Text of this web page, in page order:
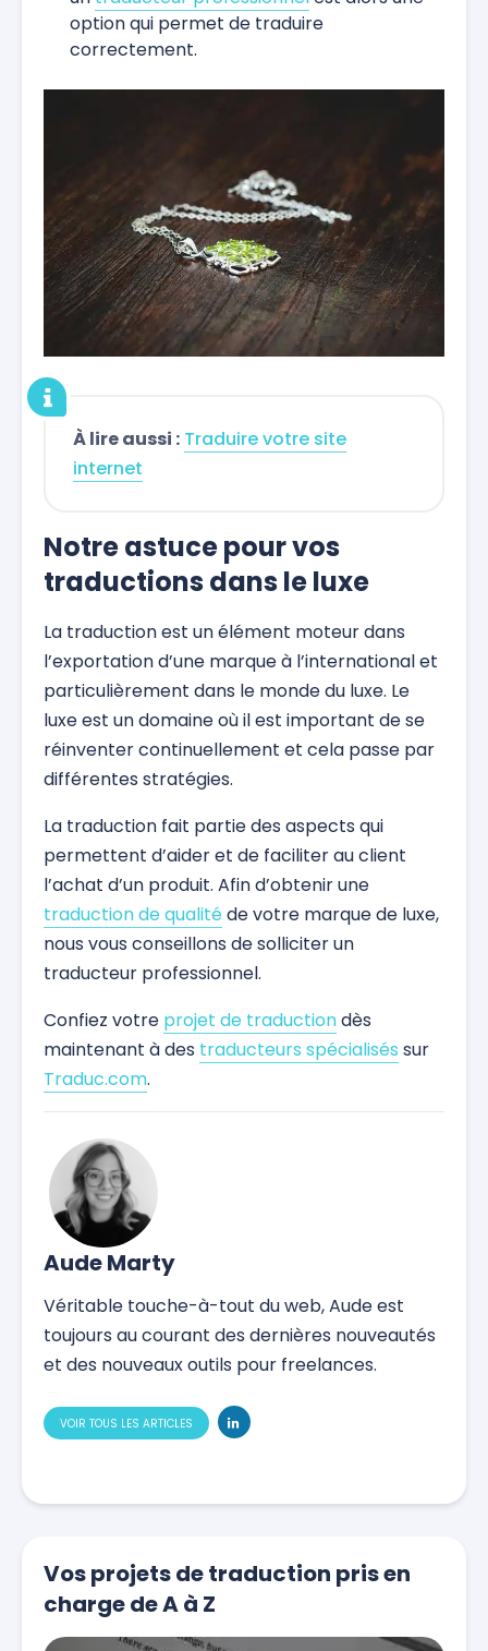
option qui permet de traduire
correctement.
À lire aussi : Traduire votre site
internet
Notre astuce pour vos
traductions dans le luxe
La traduction est un élément moteur dans
l’exportation d’une marque à l’international et
particulièrement dans le monde du luxe. Le
luxe est un domaine où il est important de se
réinventer continuellement et cela passe par
différentes stratégies.
La traduction fait partie des aspects qui
permettent d’aider et de faciliter au client
l’achat d’un produit. Afin d’obtenir une
traduction de qualitéde votre marque de luxe,
nous vous conseillons de solliciter un
traducteur professionnel.
Confiez votre projet de traductiondès
maintenant à des traducteurs spécialisés sur
Traduc.com.
Aude Marty
Véritable touche-à-tout du web, Aude est
toujours au courant des dernières nouveautés
et des nouveaux outils pour freelances.
VOIR TOUS LES ARTICLES
Vos projets de traduction pris en
charge de A à Z